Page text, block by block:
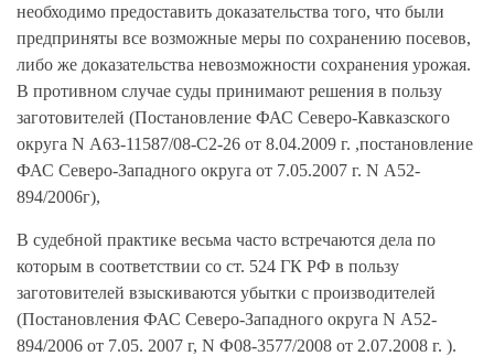
необходимо предоставить доказательства того, что были
предприняты все возможные меры по сохранению посевов,
либо же доказательства невозможности сохранения урожая.
В противном случае суды принимают решения в пользу
заготовителей (Постановление ФАС Северо-Кавказского
округа N А63-11587/08-С2-26 от 8.04.2009 г. ,постановление
ФАС Северо-Западного округа от 7.05.2007 г. N А52-
894/2006г),
В судебной практике весьма часто встречаются дела по
которым в соответствии со ст. 524 ГК РФ в пользу
заготовителей взыскиваются убытки с производителей
(Постановления ФАС Северо-Западного округа N А52-
894/2006 от 7.05. 2007 г, N Ф08-3577/2008 от 2.07.2008 г. ).